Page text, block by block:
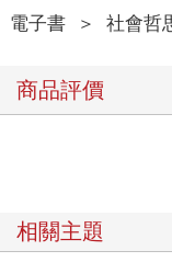
電子書 ＞ 社會哲
商品評價
相關主題